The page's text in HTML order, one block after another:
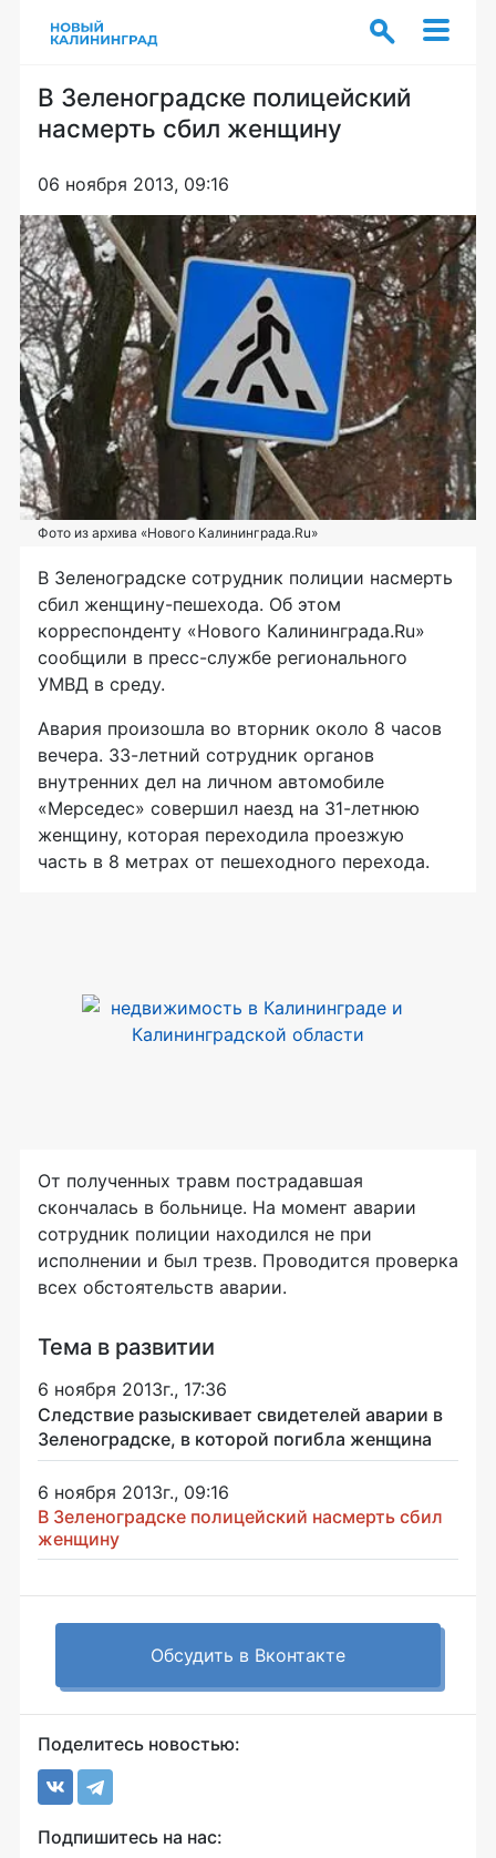
В Зеленоградске полицейский
насмерть сбил женщину
06 ноября 2013, 09:16
Фото из архива «Нового Калининграда.Ru»
В Зеленоградске сотрудник полиции насмерть
сбил женщину-пешехода. Об этом
корреспонденту «Нового Калининграда.Ru»
сообщили в пресс-службе регионального
УМВД в среду.
Авария произошла во вторник около 8 часов
вечера. 33-летний сотрудник органов
внутренних дел на личном автомобиле
«Мерседес» совершил наезд на 31-летнюю
женщину, которая переходила проезжую
часть в 8 метрах от пешеходного перехода.
От полученных травм пострадавшая
скончалась в больнице. На момент аварии
сотрудник полиции находился не при
исполнении и был трезв. Проводится проверка
всех обстоятельств аварии.
Тема в развитии
6 ноября 2013г., 17:36
Следствие разыскивает свидетелей аварии в
Зеленоградске, в которой погибла женщина
6 ноября 2013г., 09:16
В Зеленоградске полицейский насмерть сбил
женщину
Обсудить в Вконтакте
Поделитесь новостью:
Подпишитесь на нас: